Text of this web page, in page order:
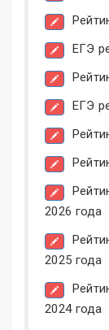
ЕГЭ
ЕГЭ
2026 года
2025 года
2024 года